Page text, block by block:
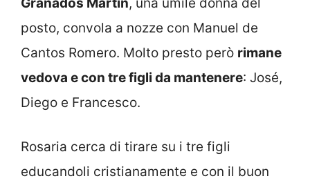
posto, convola a nozze con Manuel de
Cantos Romero. Molto presto però rimane
vedova e con tre figli da mantenere: José,
Diego e Francesco.
Rosaria cerca di tirare su i tre figli
educandoli cristianamente e con il buon